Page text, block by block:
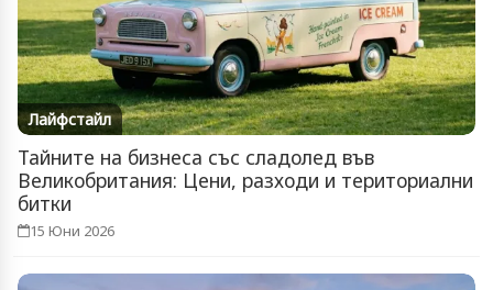
Лайфстайл
Тайните на бизнеса със сладолед във
Великобритания: Цени, разходи и териториални
битки
15 Юни 2026